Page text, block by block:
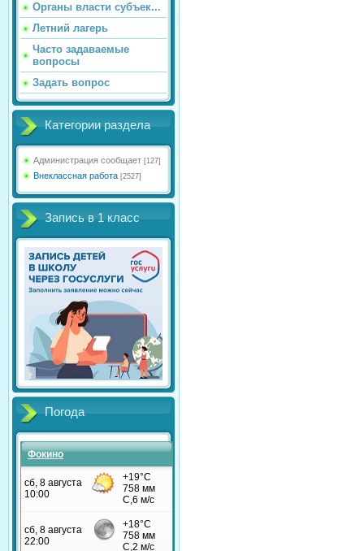
Органы власти субъек...
Летний лагерь
Часто задаваемые
вопросы
Задать вопрос
Категории раздела
Администрация сообщает [127]
Внеклассная работа [2527]
Запись в 1 класс
Погода
Фокино